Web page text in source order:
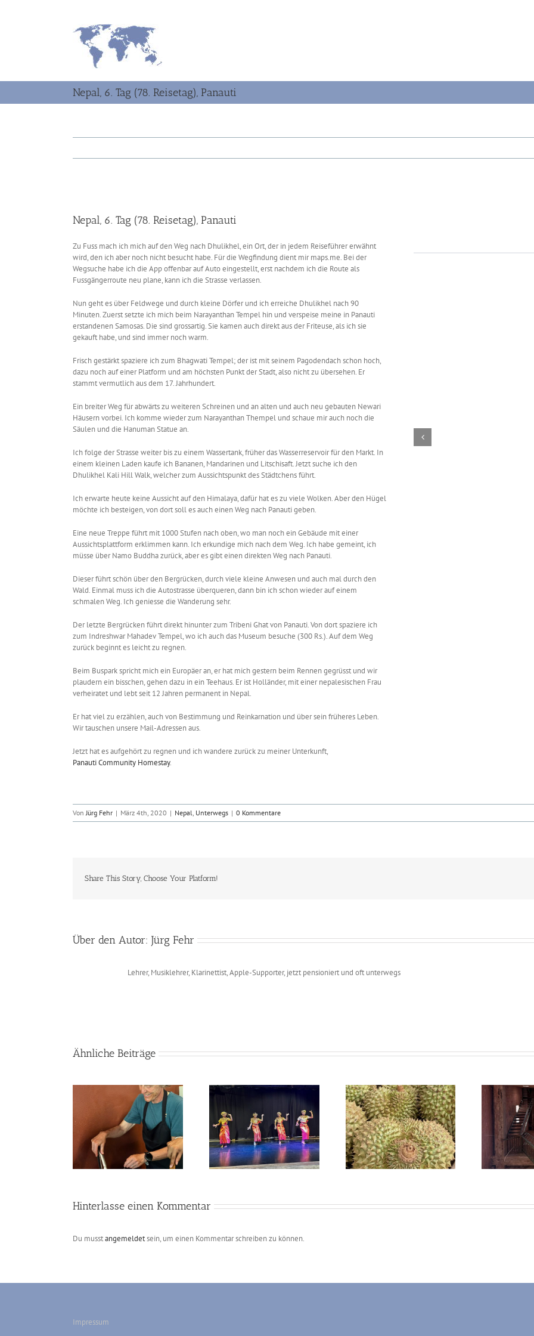
Nepal, 6. Tag (78. Reisetag), Panauti
Bild
Nepal, 6. Tag (78. Reisetag), Panauti
Zu Fuss mach ich mich auf den Weg nach Dhulikhel, ein Ort, der in jedem Reiseführer erwähnt
wird, den ich aber noch nicht besucht habe. Für die Wegfindung dient mir maps.me. Bei der
Wegsuche habe ich die App offenbar auf Auto eingestellt, erst nachdem ich die Route als
Fussgängerroute neu plane, kann ich die Strasse verlassen.
Nun geht es über Feldwege und durch kleine Dörfer und ich erreiche Dhulikhel nach 90
Minuten. Zuerst setzte ich mich beim Narayanthan Tempel hin und verspeise meine in Panauti
erstandenen Samosas. Die sind grossartig. Sie kamen auch direkt aus der Friteuse, als ich sie
gekauft habe, und sind immer noch warm.
Frisch gestärkt spaziere ich zum Bhagwati Tempel; der ist mit seinem Pagodendach schon hoch,
dazu noch auf einer Platform und am höchsten Punkt der Stadt, also nicht zu übersehen. Er
stammt vermutlich aus dem 17. Jahrhundert.
Ein breiter Weg für abwärts zu weiteren Schreinen und an alten und auch neu gebauten Newari
Häusern vorbei. Ich komme wieder zum Narayanthan Thempel und schaue mir auch noch die
Säulen und die Hanuman Statue an.
Ich folge der Strasse weiter bis zu einem Wassertank, früher das Wasserreservoir für den Markt. In
einem kleinen Laden kaufe ich Bananen, Mandarinen und Litschisaft. Jetzt suche ich den
Dhulikhel Kali Hill Walk, welcher zum Aussichtspunkt des Städtchens führt.
Ich erwarte heute keine Aussicht auf den Himalaya, dafür hat es zu viele Wolken. Aber den Hügel
möchte ich besteigen, von dort soll es auch einen Weg nach Panauti geben.
Eine neue Treppe führt mit 1000 Stufen nach oben, wo man noch ein Gebäude mit einer
Aussichtsplattform erklimmen kann. Ich erkundige mich nach dem Weg. Ich habe gemeint, ich
müsse über Namo Buddha zurück, aber es gibt einen direkten Weg nach Panauti.
Dieser führt schön über den Bergrücken, durch viele kleine Anwesen und auch mal durch den
Wald. Einmal muss ich die Autostrasse überqueren, dann bin ich schon wieder auf einem
schmalen Weg. Ich geniesse die Wanderung sehr.
Der letzte Bergrücken führt direkt hinunter zum Tribeni Ghat von Panauti. Von dort spaziere ich
zum Indreshwar Mahadev Tempel, wo ich auch das Museum besuche (300 Rs.). Auf dem Weg
zurück beginnt es leicht zu regnen.
Beim Buspark spricht mich ein Europäer an, er hat mich gestern beim Rennen gegrüsst und wir
plaudern ein bisschen, gehen dazu in ein Teehaus. Er ist Holländer, mit einer nepalesischen Frau
verheiratet und lebt seit 12 Jahren permanent in Nepal.
Er hat viel zu erzählen, auch von Bestimmung und Reinkarnation und über sein früheres Leben.
Wir tauschen unsere Mail-Adressen aus.
Jetzt hat es aufgehört zu regnen und ich wandere zurück zu meiner Unterkunft,
Panauti Community Homestay.
Von Jürg Fehr | März 4th, 2020 | Nepal Unterwegs | 0 Kommentare
Share This Story, Choose Your Platform!
Über den Autor: Jürg Fehr
Lehrer, Musiklehrer, Klarinettist, Apple-Supporter, jetzt pensioniert und oft unterwegs
Ähnliche Beiträge
2026-03-05 Siem Reap
2026-03-04 Kampong
Cham – Siem Reap
2026-03-03 Kampong
Cham
Hinterlasse einen Kommentar
Du musstangemeldetsein, um einen Kommentar schreiben zu können.
Impressum